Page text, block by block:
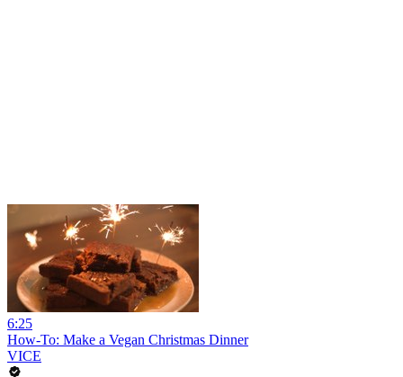
6:25
How-To: Make a Vegan Christmas Dinner
VICE